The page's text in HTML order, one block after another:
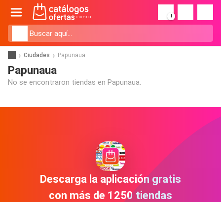
!
Ciudades Papunaua
Papunaua
No se encontraron tiendas en Papunaua.
Descarga la aplicación gratis
con más de 1250 tiendas